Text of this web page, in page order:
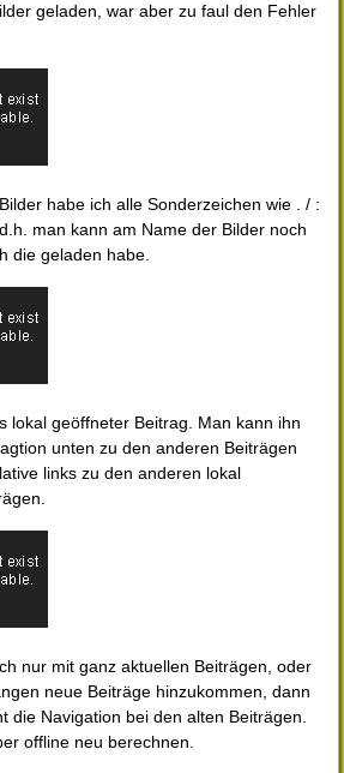
geladen, war aber zu faul den Fehler
habe ich alle Sonderzeichen wie . / :
man kann am Name der Bilder noch
die geladen habe.
lokal geöffneter Beitrag. Man kann ihn
unten zu den anderen Beiträgen
links zu den anderen lokal
nur mit ganz aktuellen Beiträgen, oder
neue Beiträge hinzukommen, dann
die Navigation bei den alten Beiträgen.
offline neu berechnen.